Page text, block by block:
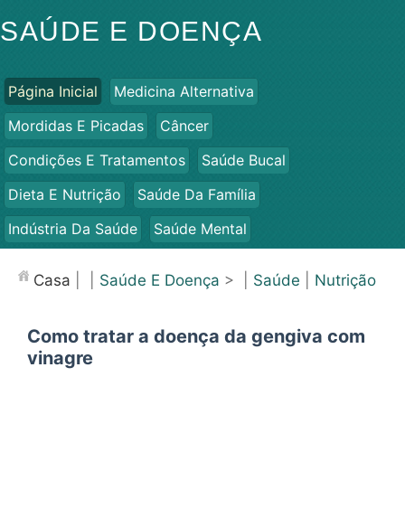
SAÚDE E DOENÇA
Página Inicial
Medicina Alternativa
Mordidas E Picadas
Câncer
Condições E Tratamentos
Saúde Bucal
Dieta E Nutrição
Saúde Da Família
Indústria Da Saúde
Saúde Mental
Casa Saúde E Doença > | Saúde Nutrição
Como tratar a doença da gengiva com
vinagre